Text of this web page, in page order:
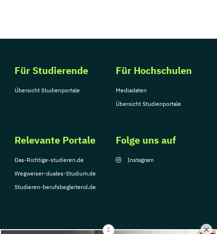
Für Studierende
Übersicht Studienportale
Für Hochschulen
Mediadaten
Übersicht Studienportale
Relevante Portale
Das-Richtige-studieren.de
Wegweiser-duales-Studium.de
Studieren-berufsbegleitend.de
Folge uns auf
Instagram